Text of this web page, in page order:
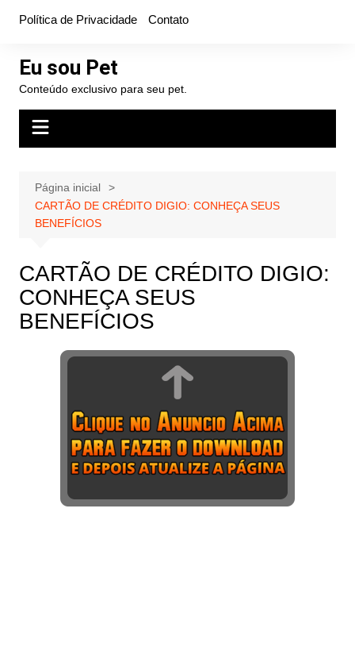
conteúdo
Política de Privacidade Contato
Eu sou Pet
Conteúdo exclusivo para seu pet.
Página inicial
CARTÃO DE CRÉDITO DIGIO: CONHEÇA SEUS
BENEFÍCIOS
CARTÃO DE CRÉDITO DIGIO:
CONHEÇA SEUS
BENEFÍCIOS